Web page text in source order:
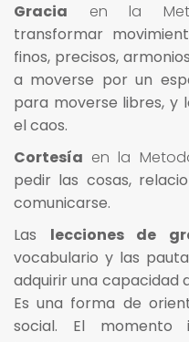
Gracia en la
transformar
finos, precisos,
a moverse por un
para moverse libres, y
el caos.
Cortesía en la
pedir las cosas,
comunicarse.
Las lecciones de
vocabulario y las
adquirir una capacidad
Es una forma de
social. El momento